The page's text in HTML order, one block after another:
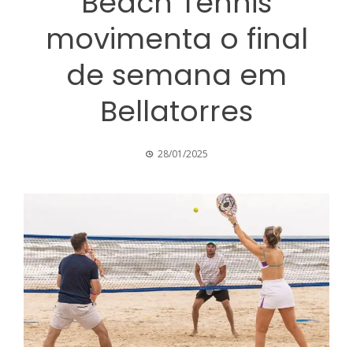
movimenta o final
de semana em
Bellatorres
28/01/2025